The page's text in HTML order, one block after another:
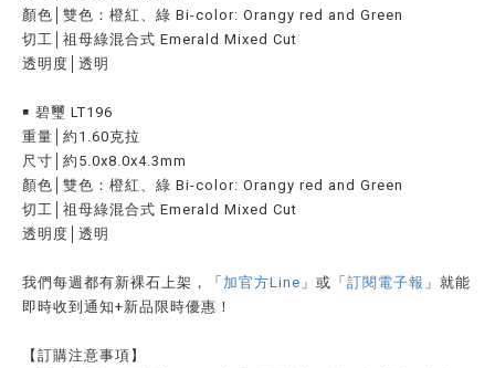
顏色│雙色：橙紅、綠 Bi-color: Orangy red and Green
切工│祖母綠混合式 Emerald Mixed Cut
透明度│透明
￭ 碧璽 LT196
重量│約1.60克拉
尺寸│約5.0x8.0x4.3mm
顏色│雙色：橙紅、綠 Bi-color: Orangy red and Green
切工│祖母綠混合式 Emerald Mixed Cut
透明度│透明
我們每週都有新裸石上架，「 加官方Line 」或「 訂閱電子報 」就能
即時收到通知+新品限時優惠！
【訂購注意事項】